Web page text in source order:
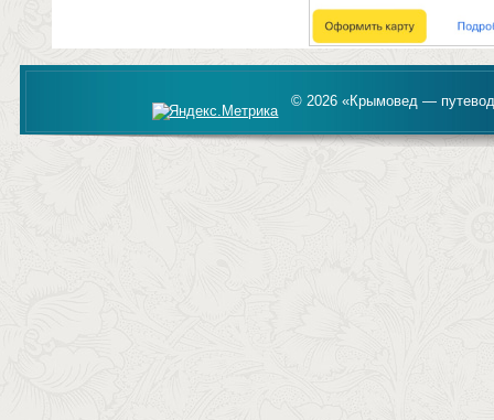
© 2026 «Крымовед —